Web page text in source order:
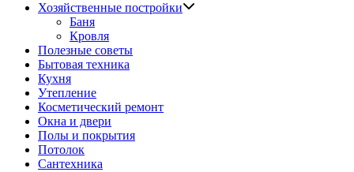
Хозяйственные постройки
Баня
Кровля
Полезные советы
Бытовая техника
Кухня
Утепление
Косметический ремонт
Окна и двери
Полы и покрытия
Потолок
Сантехника